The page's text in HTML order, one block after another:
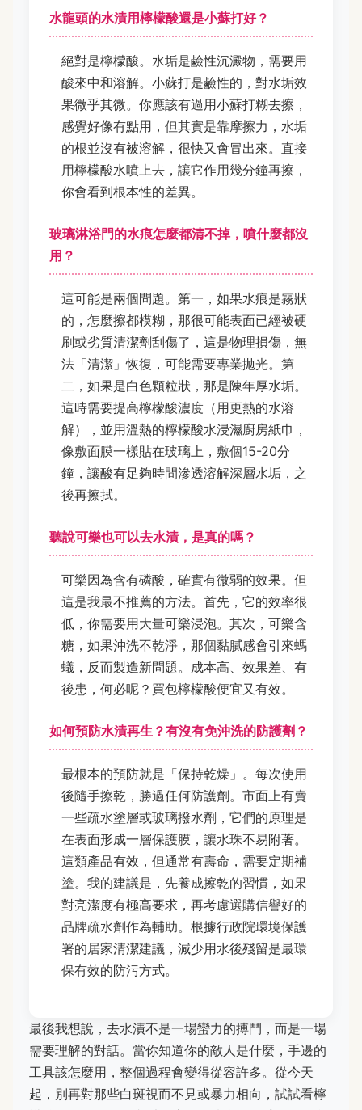
水龍頭的水漬用檸檬酸還是小蘇打好？
絕對是檸檬酸。水垢是鹼性沉澱物，需要用
酸來中和溶解。小蘇打是鹼性的，對水垢效
果微乎其微。你應該有過用小蘇打糊去擦，
感覺好像有點用，但其實是靠摩擦力，水垢
的根並沒有被溶解，很快又會冒出來。直接
用檸檬酸水噴上去，讓它作用幾分鐘再擦，
你會看到根本性的差異。
玻璃淋浴門的水痕怎麼都清不掉，噴什麼都沒
用？
這可能是兩個問題。第一，如果水痕是霧狀
的，怎麼擦都模糊，那很可能表面已經被硬
刷或劣質清潔劑刮傷了，這是物理損傷，無
法「清潔」恢復，可能需要專業拋光。第
二，如果是白色顆粒狀，那是陳年厚水垢。
這時需要提高檸檬酸濃度（用更熱的水溶
解），並用溫熱的檸檬酸水浸濕廚房紙巾，
像敷面膜一樣貼在玻璃上，敷個15-20分
鐘，讓酸有足夠時間滲透溶解深層水垢，之
後再擦拭。
聽說可樂也可以去水漬，是真的嗎？
可樂因為含有磷酸，確實有微弱的效果。但
這是我最不推薦的方法。首先，它的效率很
低，你需要用大量可樂浸泡。其次，可樂含
糖，如果沖洗不乾淨，那個黏膩感會引來螞
蟻，反而製造新問題。成本高、效果差、有
後患，何必呢？買包檸檬酸便宜又有效。
如何預防水漬再生？有沒有免沖洗的防護劑？
最根本的預防就是「保持乾燥」。每次使用
後隨手擦乾，勝過任何防護劑。市面上有賣
一些疏水塗層或玻璃撥水劑，它們的原理是
在表面形成一層保護膜，讓水珠不易附著。
這類產品有效，但通常有壽命，需要定期補
塗。我的建議是，先養成擦乾的習慣，如果
對亮潔度有極高要求，再考慮選購信譽好的
品牌疏水劑作為輔助。根據行政院環境保護
署的居家清潔建議，減少用水後殘留是最環
保有效的防污方式。
最後我想說，去水漬不是一場蠻力的搏鬥，而是一場
需要理解的對話。當你知道你的敵人是什麼，手邊的
工具該怎麼用，整個過程會變得從容許多。從今天
起，別再對那些白斑視而不見或暴力相向，試試看檸